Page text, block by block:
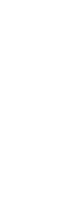
клинику